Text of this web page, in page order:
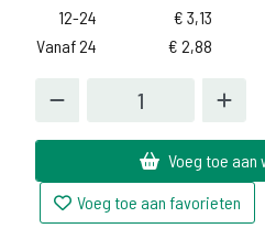
12-24
€ 3,13
Vanaf 24
€ 2,88
Voeg toe aan
Voeg toe aan favorieten